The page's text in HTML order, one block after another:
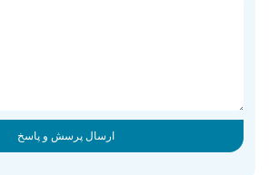
ارسال پرسش و پاسخ